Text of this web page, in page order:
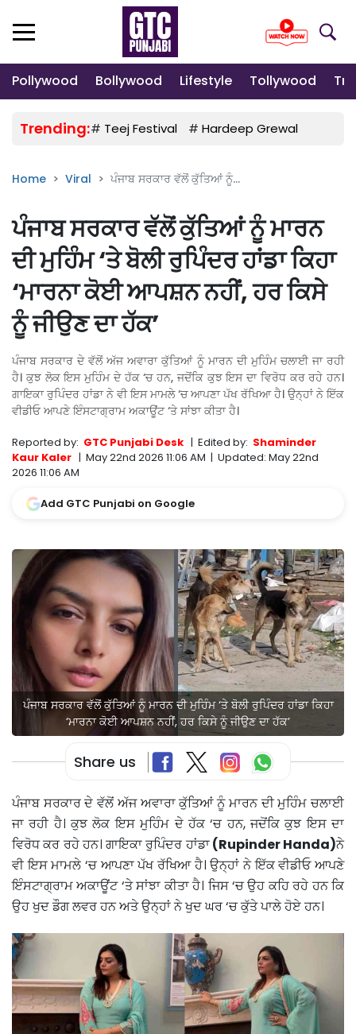
Pollywood Bollywood Lifestyle Tollywood
Trending:# Teej Festival # Hardeep Grewal
Home Viral ਪੰਜਾਬ ਸਰਕਾਰ ਵੱਲੋਂ ਕੁੱਤਿਆਂ ਨੂੰ...
ਪੰਜਾਬ ਸਰਕਾਰ ਵੱਲੋਂ ਕੁੱਤਿਆਂ ਨੂੰ ਮਾਰਨ
ਦੀ ਮੁਹਿੰਮ ‘ਤੇ ਬੋਲੀ ਰੁਪਿੰਦਰ ਹਾਂਡਾ ਕਿਹਾ
‘ਮਾਰਨਾ ਕੋਈ ਆਪਸ਼ਨ ਨਹੀਂ, ਹਰ ਕਿਸੇ
ਨੂੰ ਜੀਉਣ ਦਾ ਹੱਕ’
ਪੰਜਾਬ ਸਰਕਾਰ ਦੇ ਵੱਲੋਂ ਅੱਜ ਅਵਾਰਾ ਕੁੱਤਿਆਂ ਨੂੰ ਮਾਰਨ ਦੀ ਮੁਹਿੰਮ ਚਲਾਈ ਜਾ ਰਹੀ
ਹੈ। ਕੁਝ ਲੋਕ ਇਸ ਮੁਹਿੰਮ ਦੇ ਹੱਕ ‘ਚ ਹਨ, ਜਦੋਂਕਿ ਕੁਝ ਇਸ ਦਾ ਵਿਰੋਧ ਕਰ ਰਹੇ ਹਨ।
ਗਾਇਕਾ ਰੁਪਿੰਦਰ ਹਾਂਡਾ ਨੇ ਵੀ ਇਸ ਮਾਮਲੇ ‘ਚ ਆਪਣਾ ਪੱਖ ਰੱਖਿਆ ਹੈ। ਉਨ੍ਹਾਂ ਨੇ ਇੱਕ
ਵੀਡੀਓ ਆਪਣੇ ਇੰਸਟਾਗ੍ਰਾਮ ਅਕਾਊਂਟ ‘ਤੇ ਸਾਂਝਾ ਕੀਤਾ ਹੈ।
Reported by: GTC Punjabi Desk | Edited by: Shaminder
Kaur Kaler | May 22nd 2026 11:06 AM | Updated: May 22nd
2026 11:06 AM
Add GTC Punjabi on Google
ਪੰਜਾਬ ਸਰਕਾਰ ਵੱਲੋਂ ਕੁੱਤਿਆਂ ਨੂੰ ਮਾਰਨ ਦੀ ਮੁਹਿੰਮ ‘ਤੇ ਬੋਲੀ ਰੁਪਿੰਦਰ ਹਾਂਡਾ ਕਿਹਾ
‘ਮਾਰਨਾ ਕੋਈ ਆਪਸ਼ਨ ਨਹੀਂ, ਹਰ ਕਿਸੇ ਨੂੰ ਜੀਉਣ ਦਾ ਹੱਕ’
Share us
ਪੰਜਾਬ ਸਰਕਾਰ ਦੇ ਵੱਲੋਂ ਅੱਜ ਅਵਾਰਾ ਕੁੱਤਿਆਂ ਨੂੰ ਮਾਰਨ ਦੀ ਮੁਹਿੰਮ ਚਲਾਈ
ਜਾ ਰਹੀ ਹੈ। ਕੁਝ ਲੋਕ ਇਸ ਮੁਹਿੰਮ ਦੇ ਹੱਕ ‘ਚ ਹਨ, ਜਦੋਂਕਿ ਕੁਝ ਇਸ ਦਾ
ਵਿਰੋਧ ਕਰ ਰਹੇ ਹਨ। ਗਾਇਕਾ ਰੁਪਿੰਦਰ ਹਾਂਡਾ(Rupinder Handa)ਨੇ
ਵੀ ਇਸ ਮਾਮਲੇ ‘ਚ ਆਪਣਾ ਪੱਖ ਰੱਖਿਆ ਹੈ। ਉਨ੍ਹਾਂ ਨੇ ਇੱਕ ਵੀਡੀਓ ਆਪਣੇ
ਇੰਸਟਾਗ੍ਰਾਮ ਅਕਾਊਂਟ ‘ਤੇ ਸਾਂਝਾ ਕੀਤਾ ਹੈ। ਜਿਸ ‘ਚ ਉਹ ਕਹਿ ਰਹੇ ਹਨ ਕਿ
ਉਹ ਖੁਦ ਡੌਗ ਲਵਰ ਹਨ ਅਤੇ ਉਨ੍ਹਾਂ ਨੇ ਖੁਦ ਘਰ ‘ਚ ਕੁੱਤੇ ਪਾਲੇ ਹੋਏ ਹਨ।